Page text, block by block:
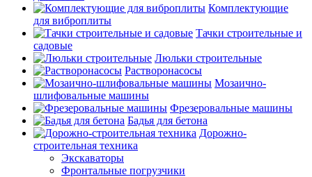
Комплектующие
для виброплиты
Тачки строительные и
садовые
Люльки строительные
Растворонасосы
Мозаично-
шлифовальные машины
Фрезеровальные машины
Бадья для бетона
Дорожно-
строительная техника
Экскаваторы
Фронтальные погрузчики